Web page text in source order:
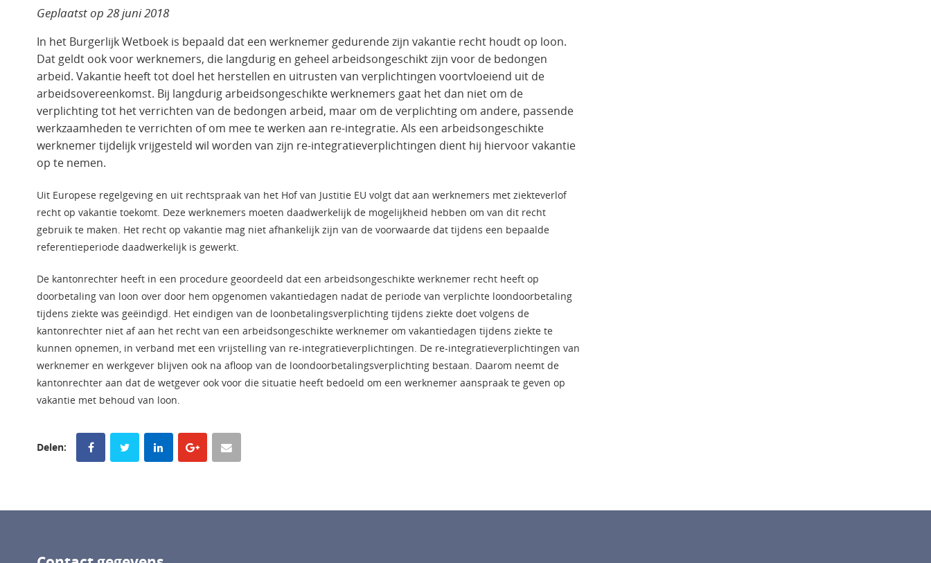
Geplaatst op 28 juni 2018
In het Burgerlijk Wetboek is bepaald dat een werknemer gedurende zijn vakantie recht houdt op loon.
Dat geldt ook voor werknemers, die langdurig en geheel arbeidsongeschikt zijn voor de bedongen
arbeid. Vakantie heeft tot doel het herstellen en uitrusten van verplichtingen voortvloeiend uit de
arbeidsovereenkomst. Bij langdurig arbeidsongeschikte werknemers gaat het dan niet om de
verplichting tot het verrichten van de bedongen arbeid, maar om de verplichting om andere, passende
werkzaamheden te verrichten of om mee te werken aan re-integratie. Als een arbeidsongeschikte
werknemer tijdelijk vrijgesteld wil worden van zijn re-integratieverplichtingen dient hij hiervoor vakantie
op te nemen.
Uit Europese regelgeving en uit rechtspraak van het Hof van Justitie EU volgt dat aan werknemers met ziekteverlof
recht op vakantie toekomt. Deze werknemers moeten daadwerkelijk de mogelijkheid hebben om van dit recht
gebruik te maken. Het recht op vakantie mag niet afhankelijk zijn van de voorwaarde dat tijdens een bepaalde
referentieperiode daadwerkelijk is gewerkt.
De kantonrechter heeft in een procedure geoordeeld dat een arbeidsongeschikte werknemer recht heeft op
doorbetaling van loon over door hem opgenomen vakantiedagen nadat de periode van verplichte loondoorbetaling
tijdens ziekte was geëindigd. Het eindigen van de loonbetalingsverplichting tijdens ziekte doet volgens de
kantonrechter niet af aan het recht van een arbeidsongeschikte werknemer om vakantiedagen tijdens ziekte te
kunnen opnemen, in verband met een vrijstelling van re-integratieverplichtingen. De re-integratieverplichtingen van
werknemer en werkgever blijven ook na afloop van de loondoorbetalingsverplichting bestaan. Daarom neemt de
kantonrechter aan dat de wetgever ook voor die situatie heeft bedoeld om een werknemer aanspraak te geven op
vakantie met behoud van loon.
Delen: